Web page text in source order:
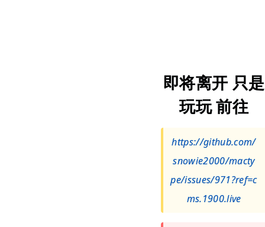
即将离开 只是
玩玩 前往
https://github.com/
snowie2000/macty
pe/issues/971?ref=c
ms.1900.live